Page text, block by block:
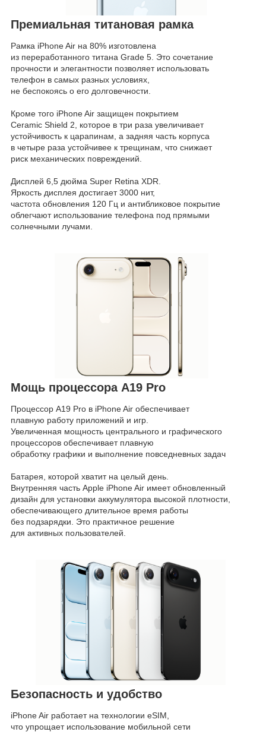
Премиальная титановая рамка
Рамка iPhone Air на 80% изготовлена
из переработанного титана Grade 5. Это сочетание
прочности и элегантности позволяет использовать
телефон в самых разных условиях,
не беспокоясь о его долговечности.
Кроме того iPhone Air защищен покрытием
Ceramic Shield 2, которое в три раза увеличивает
устойчивость к царапинам, а задняя часть корпуса
в четыре раза устойчивее к трещинам, что снижает
риск механических повреждений.
Дисплей 6,5 дюйма Super Retina XDR.
Яркость дисплея достигает 3000 нит,
частота обновления 120 Гц и антибликовое покрытие
облегчают использование телефона под прямыми
солнечными лучами.
Мощь процессора A19 Pro
Процессор A19 Pro в iPhone Air обеспечивает
плавную работу приложений и игр.
Увеличенная мощность центрального и графического
процессоров обеспечивает плавную
обработку графики и выполнение повседневных задач
Батарея, которой хватит на целый день.
Внутренняя часть Apple iPhone Air имеет обновленный
дизайн для установки аккумулятора высокой плотности,
обеспечивающего длительное время работы
без подзарядки. Это практичное решение
для активных пользователей.
Безопасность и удобство
iPhone Air работает на технологии eSIM,
что упрощает использование мобильной сети